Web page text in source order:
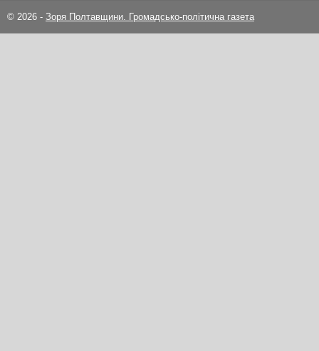
© 2026 - Зоря Полтавщини. Громадсько-політична газета